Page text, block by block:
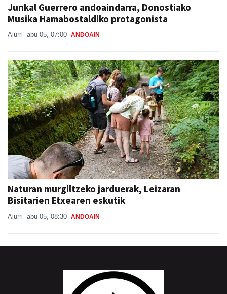
Junkal Guerrero andoaindarra, Donostiako
Musika Hamabostaldiko protagonista
Aiurri abu 05, 07:00 ANDOAIN
Naturan murgiltzeko jarduerak, Leizaran
Bisitarien Etxearen eskutik
Aiurri abu 05, 08:30 ANDOAIN